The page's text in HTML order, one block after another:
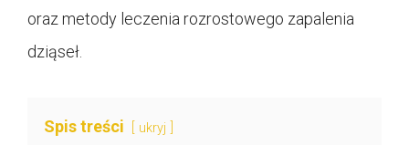
oraz metody leczenia rozrostowego zapalenia
dziąseł.
Spis treści ukryj